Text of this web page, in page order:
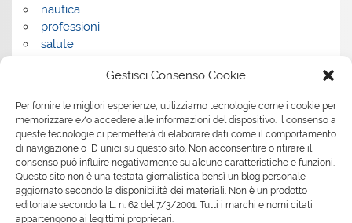
Gestisci Consenso Cookie
Per fornire le migliori esperienze, utilizziamo tecnologie come i cookie per
memorizzare e/o accedere alle informazioni del dispositivo. Il consenso a
queste tecnologie ci permetterà di elaborare dati come il comportamento
di navigazione o ID unici su questo sito. Non acconsentire o ritirare il
consenso può influire negativamente su alcune caratteristiche e funzioni.
Questo sito non è una testata giornalistica bensì un blog personale
aggiornato secondo la disponibilità dei materiali. Non è un prodotto
editoriale secondo la L. n. 62 del 7/3/2001. Tutti i marchi e nomi citati
appartengono ai legittimi proprietari.
nautica
professioni
salute
servizi per le aziende
shopping
sport
Tech
tecnologia
travel
Uncategorized